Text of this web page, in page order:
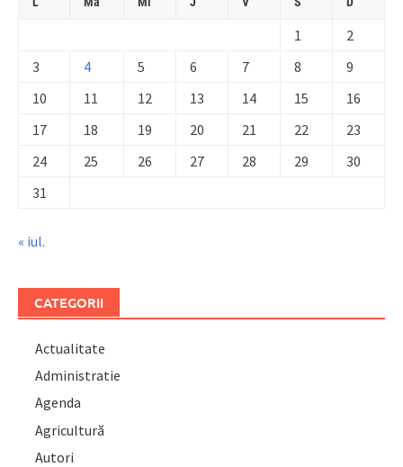
1
2
3
4 5 6 7 8
9
10
11 12 13 14 15
16
17
18 19 20 21 22
23
24
25 26 27 28 29
30
31
« iul.
CATEGORII
Actualitate
Administratie
Agenda
Agricultură
Autori